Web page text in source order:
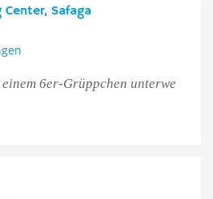
Safaga
6er-Grüppchen unterwe